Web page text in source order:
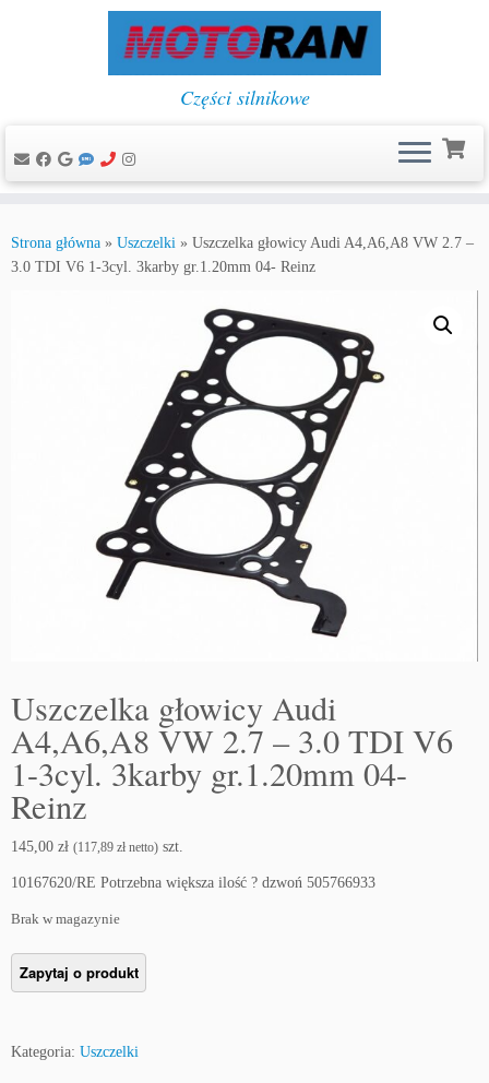
do
treści
Części silnikowe
Strona główna » Uszczelki » Uszczelka głowicy Audi A4,A6,A8 VW 2.7 –
3.0 TDI V6 1-3cyl. 3karby gr.1.20mm 04- Reinz
Uszczelka głowicy Audi
A4,A6,A8 VW 2.7 – 3.0 TDI V6
1-3cyl. 3karby gr.1.20mm 04-
Reinz
145,00 zł (117,89 zł netto) szt.
10167620/RE Potrzebna większa ilość ? dzwoń 505766933
Brak w magazynie
Kategoria: Uszczelki